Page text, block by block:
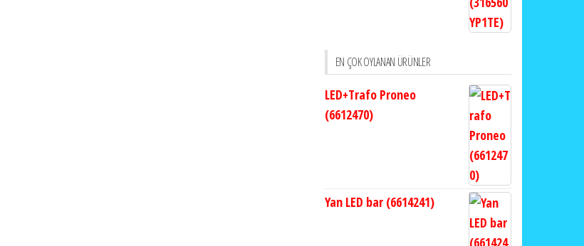
EN ÇOK OYLANAN ÜRÜNLER
LED+Trafo Proneo
(6612470)
Yan LED bar (6614241)